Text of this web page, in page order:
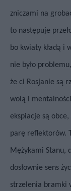
zniczami na
to następuje
bo kwiaty kładą i
nie było
że ci Rosjanie są
wolą i
ekspiacje są
parę reflektorów.
Mężykami Stanu,
dosłownie sens
strzelenia bramki